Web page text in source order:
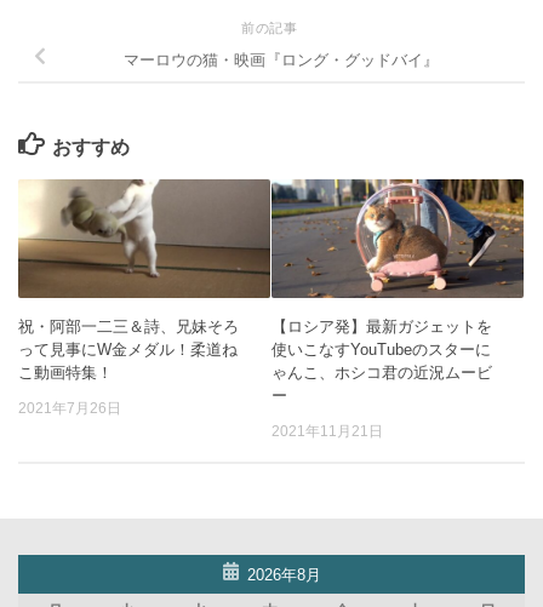
前の記事
マーロウの猫・映画『ロング・グッドバイ』
おすすめ
祝・阿部一二三＆詩、兄妹そろ
って見事にW金メダル！柔道ね
こ動画特集！
2021年7月26日
【ロシア発】最新ガジェットを
使いこなすYouTubeのスターに
ゃんこ、ホシコ君の近況ムービ
ー
2021年11月21日
2026年8月